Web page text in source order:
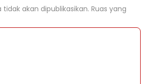
akan dipublikasikan. Ruas yang